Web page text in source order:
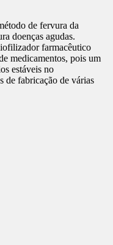
de fervura da
doenças agudas.
farmacêutico
medicamentos, pois um
estáveis no
de fabricação de várias